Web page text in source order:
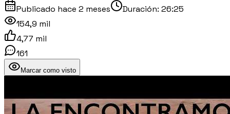
Publicado hace 2 meses Duración: 26:25
154,9 mil
4,77 mil
161
Marcar como visto